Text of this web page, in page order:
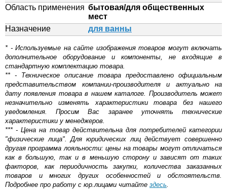
Область применения бытовая/для общественных
мест
Назначение
для ванны
* - Используемые на сайте изображения товаров могут включать
дополнительное оборудование и компоненты, не входящие в
стандартную комплектацию товара.
** - Техническое описание товара предоставлено официальным
представительством компании-производителя и актуально на
дату появления товара в нашем каталоге. Производитель может
незначительно изменять характеристики товара без нашего
уведомления. Просим Вас заранее уточнять технические
характеристики у менеджеров.
*** - Цена на товар действительна для потребителей категории
"физические лица". Для юридических лиц действует совершенно
другая программа лояльности: цены на товары могут отличаться
как в большую, так и в меньшую сторону и зависят от таких
факторов, как периодичность закупки, количества заказанных
товаров и многих других особенностей и обстоятельств.
Подробнее про работу с юр.лицами читайте здесь.